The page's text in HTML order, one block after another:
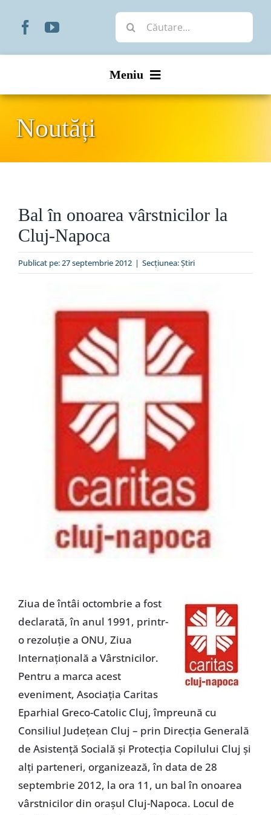
Cautare...
Meniu
Organizare
Liturgic
Noutăți
Bal în onoarea vârstnicilor la
Cluj-Napoca
Publicat pe: 27 septembrie 2012 | Secțiunea:Ştiri
Ziua de întâi octombrie a fost
declarată, în anul 1991, printr-
o rezoluţie a ONU, Ziua
Internaţională a Vârstnicilor.
Pentru a marca acest
eveniment, Asociaţia Caritas
Eparhial Greco-Catolic Cluj, împreună cu
Consiliul Judeţean Cluj – prin Direcţia Generală
de Asistenţă Socială şi Protecţia Copilului Cluj şi
alţi parteneri, organizează, în data de 28
septembrie 2012, la ora 11, un bal în onoarea
vârstnicilor din oraşul Cluj-Napoca. Locul de